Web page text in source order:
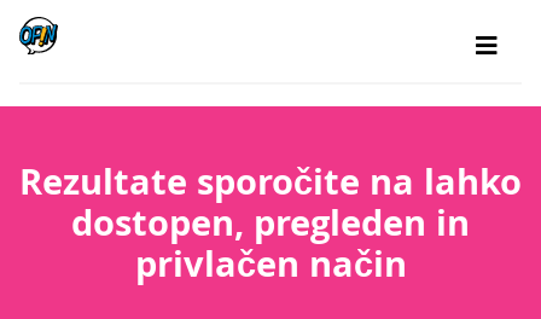
Rezultate sporočite na lahko
dostopen, pregleden in
privlačen način